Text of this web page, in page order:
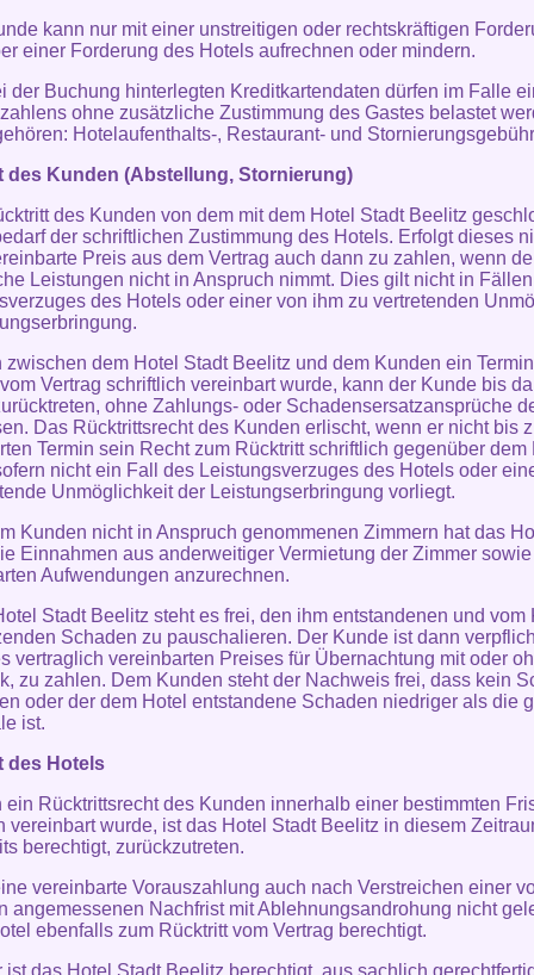
kann nur mit einer unstreitigen oder rechtskräftigen
einer Forderung des Hotels aufrechnen oder mindern.
der Buchung hinterlegten Kreditkartendaten dürfen im Falle
ohne zusätzliche Zustimmung des Gastes belastet
Hotelaufenthalts-, Restaurant- und
des Kunden (Abstellung, Stornierung)
des Kunden von dem mit dem Hotel Stadt Beelitz
der schriftlichen Zustimmung des Hotels. Erfolgt dieses
Preis aus dem Vertrag auch dann zu zahlen, wenn
Leistungen nicht in Anspruch nimmt. Dies gilt nicht in
des Hotels oder einer von ihm zu vertretenden
zwischen dem Hotel Stadt Beelitz und dem Kunden ein
Vertrag schriftlich vereinbart wurde, kann der Kunde bis
ohne Zahlungs- oder Schadensersatzansprüche
Das Rücktrittsrecht des Kunden erlischt, wenn er nicht bis
Termin sein Recht zum Rücktritt schriftlich gegenüber dem
nicht ein Fall des Leistungsverzuges des Hotels oder
Unmöglichkeit der Leistungserbringung vorliegt.
Kunden nicht in Anspruch genommenen Zimmern hat das
Einnahmen aus anderweitiger Vermietung der Zimmer
Aufwendungen anzurechnen.
Stadt Beelitz steht es frei, den ihm entstandenen und vom
Schaden zu pauschalieren. Der Kunde ist dann
vertraglich vereinbarten Preises für Übernachtung mit oder
zu zahlen. Dem Kunden steht der Nachweis frei, dass kein
oder der dem Hotel entstandene Schaden niedriger als die
ist.
des Hotels
ein Rücktrittsrecht des Kunden innerhalb einer bestimmten
vereinbart wurde, ist das Hotel Stadt Beelitz in diesem
berechtigt, zurückzutreten.
vereinbarte Vorauszahlung auch nach Verstreichen einer
angemessenen Nachfrist mit Ablehnungsandrohung nicht
ebenfalls zum Rücktritt vom Vertrag berechtigt.
ist das Hotel Stadt Beelitz berechtigt, aus sachlich